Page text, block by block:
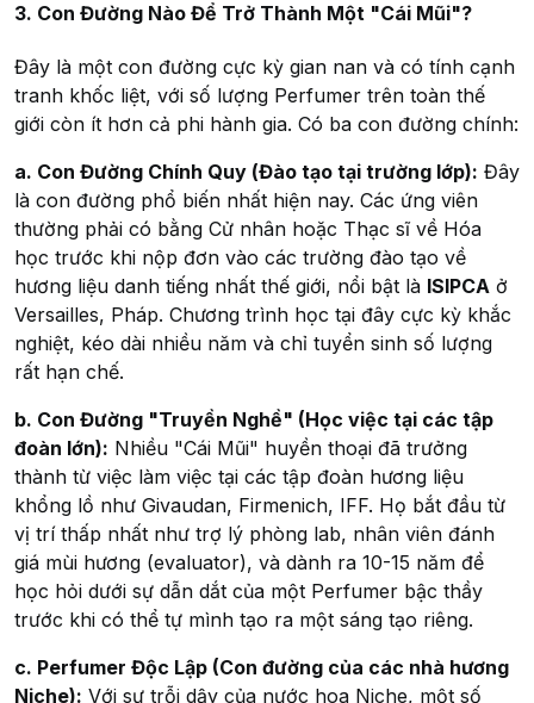
3. Con Đường Nào Để Trở Thành Một "Cái Mũi"?
Đây là một con đường cực kỳ gian nan và có tính cạnh
tranh khốc liệt, với số lượng Perfumer trên toàn thế
giới còn ít hơn cả phi hành gia. Có ba con đường chính:
a. Con Đường Chính Quy (Đào tạo tại trường lớp): Đây
là con đường phổ biến nhất hiện nay. Các ứng viên
thường phải có bằng Cử nhân hoặc Thạc sĩ về Hóa
học trước khi nộp đơn vào các trường đào tạo về
hương liệu danh tiếng nhất thế giới, nổi bật là ISIPCA ở
Versailles, Pháp. Chương trình học tại đây cực kỳ khắc
nghiệt, kéo dài nhiều năm và chỉ tuyển sinh số lượng
rất hạn chế.
b. Con Đường "Truyền Nghề" (Học việc tại các tập
đoàn lớn): Nhiều "Cái Mũi" huyền thoại đã trưởng
thành từ việc làm việc tại các tập đoàn hương liệu
khổng lồ như Givaudan, Firmenich, IFF. Họ bắt đầu từ
vị trí thấp nhất như trợ lý phòng lab, nhân viên đánh
giá mùi hương (evaluator), và dành ra 10-15 năm để
học hỏi dưới sự dẫn dắt của một Perfumer bậc thầy
trước khi có thể tự mình tạo ra một sáng tạo riêng.
c. Perfumer Độc Lập (Con đường của các nhà hương
Niche): Với sự trỗi dậy của nước hoa Niche, một số